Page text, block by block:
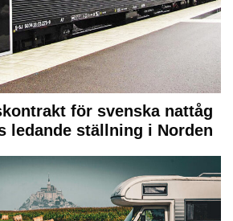
för svenska nattåg
ledande ställning i Norden